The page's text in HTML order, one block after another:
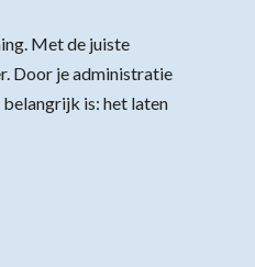
Met de juiste
Door je administratie
belangrijk is: het laten